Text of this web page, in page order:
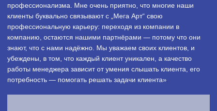
профессионализма. Мне очень приятно, что многие наши
клиенты буквально связывают с „Мега Арт“ свою
профессиональную карьеру: переходя из компании в
компанию, остаются нашими партнёрами — потому что они
знают, что с нами надёжно. Мы уважаем своих клиентов, и
убеждены, в том, что каждый клиент уникален, а качество
работы менеджера зависит от умения слышать клиента, его
потребность — помогать решать задачи клиента».